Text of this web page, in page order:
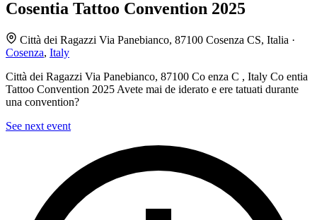
Cosentia Tattoo Convention 2025
Città dei Ragazzi Via Panebianco, 87100 Cosenza CS, Italia ·
Cosenza, Italy
Città dei Ragazzi Via Panebianco, 87100 Co enza C , Italy Co entia
Tattoo Convention 2025 Avete mai de iderato e ere tatuati durante
una convention?
See next event